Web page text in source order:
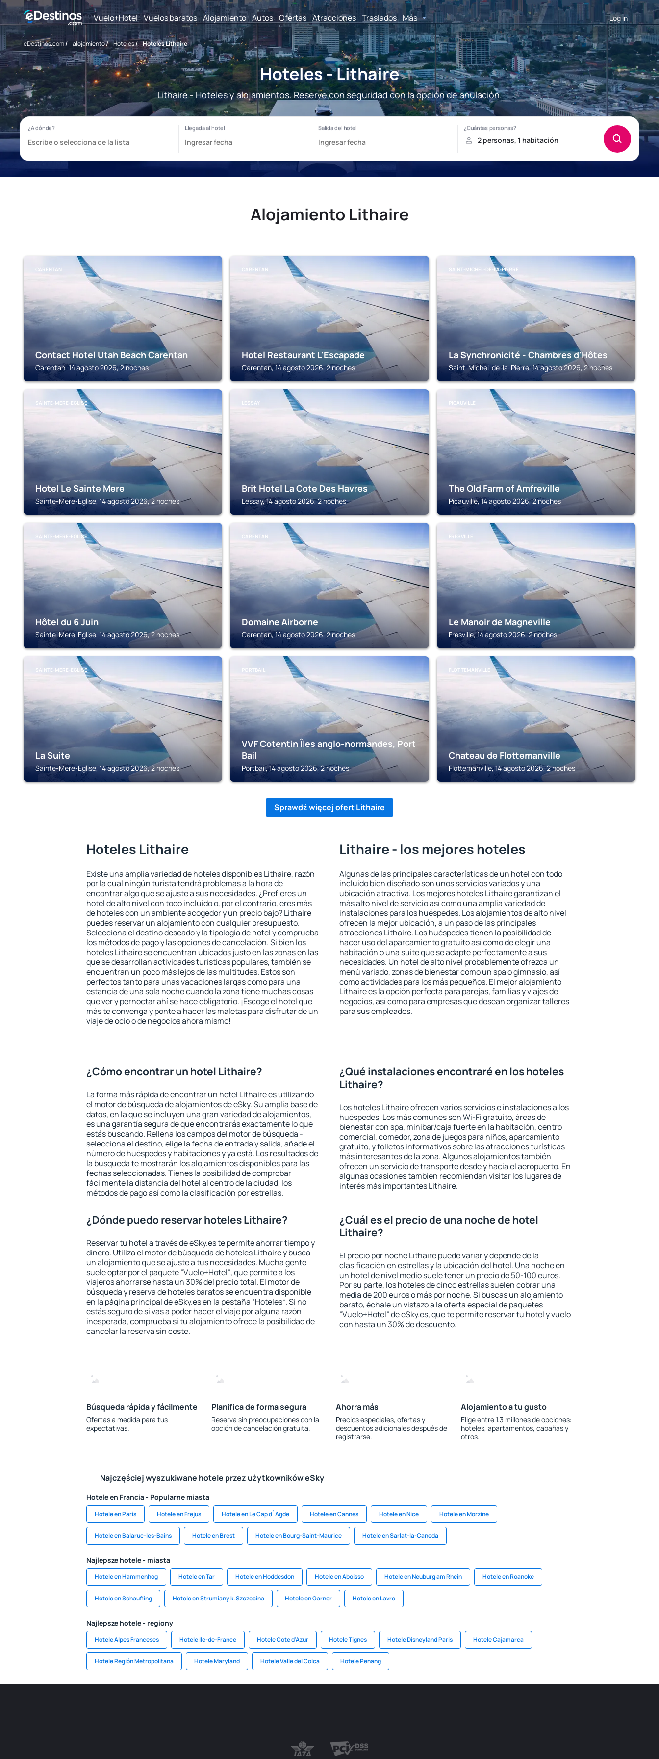
Vuelo+Hotel Vuelos baratos Alojamiento Autos Ofertas Atracciones Traslados Más Log in
eDestinos.com/ alojamiento/ Hoteles/ Hoteles Lithaire
Hoteles - Lithaire
Lithaire - Hoteles y alojamientos. Reserve con seguridad con la opción de anulación.
Alojamiento Lithaire
CARENTAN
Contact Hotel Utah Beach Carentan
Carentan, 14 agosto 2026, 2 noches
CARENTAN
Hotel Restaurant L'Escapade
Carentan, 14 agosto 2026, 2 noches
SAINT-MICHEL-DE-LA-PIERRE
La Synchronicité - Chambres d'Hôtes
Saint-Michel-de-la-Pierre, 14 agosto 2026, 2 noches
SAINTE-MERE-EGLISE
Hotel Le Sainte Mere
Sainte-Mere-Eglise, 14 agosto 2026, 2 noches
LESSAY
Brit Hotel La Cote Des Havres
Lessay, 14 agosto 2026, 2 noches
PICAUVILLE
The Old Farm of Amfreville
Picauville, 14 agosto 2026, 2 noches
SAINTE-MERE-EGLISE
Hôtel du 6 Juin
Sainte-Mere-Eglise, 14 agosto 2026, 2 noches
CARENTAN
Domaine Airborne
Carentan, 14 agosto 2026, 2 noches
FRESVILLE
Le Manoir de Magneville
Fresville, 14 agosto 2026, 2 noches
SAINTE-MERE-EGLISE
La Suite
Sainte-Mere-Eglise, 14 agosto 2026, 2 noches
PORTBAIL
VVF Cotentin Îles anglo-normandes, Port
Bail
Portbail, 14 agosto 2026, 2 noches
FLOTTEMANVILLE
Chateau de Flottemanville
Flottemanville, 14 agosto 2026, 2 noches
Sprawdź więcej ofert Lithaire
Hoteles Lithaire
Existe una amplia variedad de hoteles disponibles Lithaire, razón
por la cual ningún turista tendrá problemas a la hora de
encontrar algo que se ajuste a sus necesidades. ¿Prefieres un
hotel de alto nivel con todo incluido o, por el contrario, eres más
de hoteles con un ambiente acogedor y un precio bajo? Lithaire
puedes reservar un alojamiento con cualquier presupuesto.
Selecciona el destino deseado y la tipología de hotel y comprueba
los métodos de pago y las opciones de cancelación. Si bien los
hoteles Lithaire se encuentran ubicados justo en las zonas en las
que se desarrollan actividades turísticas populares, también se
encuentran un poco más lejos de las multitudes. Estos son
perfectos tanto para unas vacaciones largas como para una
estancia de una sola noche cuando la zona tiene muchas cosas
que ver y pernoctar ahí se hace obligatorio. ¡Escoge el hotel que
más te convenga y ponte a hacer las maletas para disfrutar de un
viaje de ocio o de negocios ahora mismo!
Lithaire - los mejores hoteles
Algunas de las principales características de un hotel con todo
incluido bien diseñado son unos servicios variados y una
ubicación atractiva. Los mejores hoteles Lithaire garantizan el
más alto nivel de servicio así como una amplia variedad de
instalaciones para los huéspedes. Los alojamientos de alto nivel
ofrecen la mejor ubicación, a un paso de las principales
atracciones Lithaire. Los huéspedes tienen la posibilidad de
hacer uso del aparcamiento gratuito así como de elegir una
habitación o una suite que se adapte perfectamente a sus
necesidades. Un hotel de alto nivel probablemente ofrezca un
menú variado, zonas de bienestar como un spa o gimnasio, así
como actividades para los más pequeños. El mejor alojamiento
Lithaire es la opción perfecta para parejas, familias y viajes de
negocios, así como para empresas que desean organizar talleres
para sus empleados.
¿Cómo encontrar un hotel Lithaire?
La forma más rápida de encontrar un hotel Lithaire es utilizando
el motor de búsqueda de alojamientos de eSky. Su amplia base de
datos, en la que se incluyen una gran variedad de alojamientos,
es una garantía segura de que encontrarás exactamente lo que
estás buscando. Rellena los campos del motor de búsqueda -
selecciona el destino, elige la fecha de entrada y salida, añade el
número de huéspedes y habitaciones y ya está. Los resultados de
la búsqueda te mostrarán los alojamientos disponibles para las
fechas seleccionadas. Tienes la posibilidad de comprobar
fácilmente la distancia del hotel al centro de la ciudad, los
métodos de pago así como la clasificación por estrellas.
¿Qué instalaciones encontraré en los hoteles
Lithaire?
Los hoteles Lithaire ofrecen varios servicios e instalaciones a los
huéspedes. Los más comunes son Wi-Fi gratuito, áreas de
bienestar con spa, minibar/caja fuerte en la habitación, centro
comercial, comedor, zona de juegos para niños, aparcamiento
gratuito, y folletos informativos sobre las atracciones turísticas
más interesantes de la zona. Algunos alojamientos también
ofrecen un servicio de transporte desde y hacia el aeropuerto. En
algunas ocasiones también recomiendan visitar los lugares de
interés más importantes Lithaire.
¿Dónde puedo reservar hoteles Lithaire?
Reservar tu hotel a través de eSky.es te permite ahorrar tiempo y
dinero. Utiliza el motor de búsqueda de hoteles Lithaire y busca
un alojamiento que se ajuste a tus necesidades. Mucha gente
suele optar por el paquete “Vuelo+Hotel“, que permite a los
viajeros ahorrarse hasta un 30% del precio total. El motor de
búsqueda y reserva de hoteles baratos se encuentra disponible
en la página principal de eSky.es en la pestaña “Hoteles“. Si no
estás seguro de si vas a poder hacer el viaje por alguna razón
inesperada, comprueba si tu alojamiento ofrece la posibilidad de
cancelar la reserva sin coste.
¿Cuál es el precio de una noche de hotel
Lithaire?
El precio por noche Lithaire puede variar y depende de la
clasificación en estrellas y la ubicación del hotel. Una noche en
un hotel de nivel medio suele tener un precio de 50-100 euros.
Por su parte, los hoteles de cinco estrellas suelen cobrar una
media de 200 euros o más por noche. Si buscas un alojamiento
barato, échale un vistazo a la oferta especial de paquetes
“Vuelo+Hotel“ de eSky.es, que te permite reservar tu hotel y vuelo
con hasta un 30% de descuento.
Búsqueda rápida y fácilmente
Ofertas a medida para tus
expectativas.
Planifica de forma segura
Reserva sin preocupaciones con la
opción de cancelación gratuita.
Ahorra más
Precios especiales, ofertas y
descuentos adicionales después de
registrarse.
Alojamiento a tu gusto
Elige entre 1.3 millones de opciones:
hoteles, apartamentos, cabañas y
otros.
Najczęściej wyszukiwane hotele przez użytkowników eSky
Hotele en Francia - Popularne miasta
Hotele en París Hotele en Frejus Hotele en Le Cap d`Agde Hotele en Cannes Hotele en Nice Hotele en Morzine
Hotele en Balaruc-les-Bains Hotele en Brest Hotele en Bourg-Saint-Maurice Hotele en Sarlat-la-Caneda
Najlepsze hotele - miasta
Hotele en Hammenhog Hotele en Tar Hotele en Hoddesdon Hotele en Aboisso Hotele en Neuburg am Rhein Hotele en Roanoke
Hotele en Schaufling Hotele en Strumiany k. Szczecina Hotele en Garner Hotele en Lavre
Najlepsze hotele - regiony
Hotele Alpes Franceses Hotele Ile-de-France Hotele Cote d'Azur Hotele Tignes Hotele Disneyland Paris Hotele Cajamarca
Hotele Región Metropolitana Hotele Maryland Hotele Valle del Colca Hotele Penang